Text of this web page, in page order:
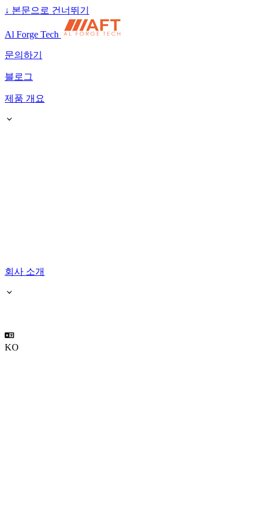
↓ 본문으로 건너뛰기
Al Forge Tech
문의하기
블로그
제품 개요
회사 소개
KO